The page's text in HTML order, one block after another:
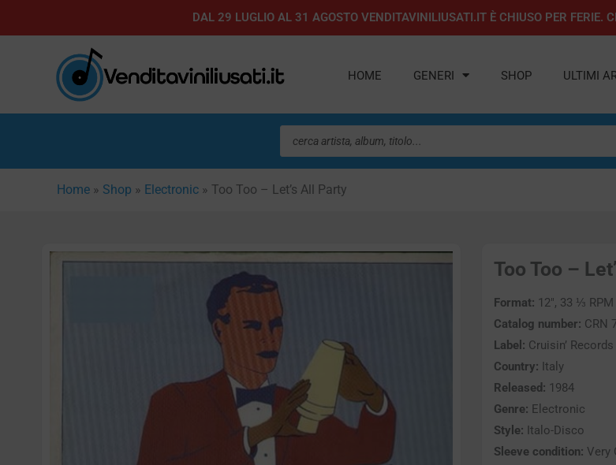
al
DAL 29 LUGLIO AL 31 AGOSTO VENDITAVINILIUSATI.IT È CHIUSO PER FERIE.
HOME GENERI SHOP ULTIMI
Ricerca
prodotti
Home » Shop » Electronic » Too Too – Let’s All Party
Too Too –
Format: 12″, 33 ⅓ RPM
Catalog number: CRN
Label: Cruisin’ Records
Country: Italy
Released: 1984
Genre: Electronic
Style: Italo-Disco
Sleeve condition: Very